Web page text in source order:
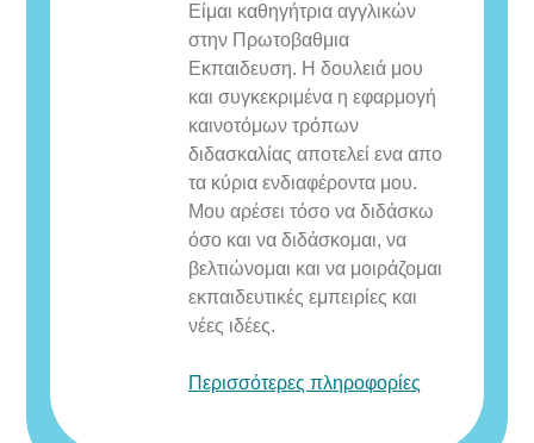
Eίμαι καθηγήτρια αγγλικών
στην Πρωτοβαθμια
Εκπαιδευση. Η δουλειά μου
και συγκεκριμένα η εφαρμογή
καινοτόμων τρόπων
διδασκαλίας αποτελεί ενα απο
τα κύρια ενδιαφέροντα μου.
Μου αρέσει τόσο να διδάσκω
όσο και να διδάσκομαι, να
βελτιώνομαι και να μοιράζομαι
εκπαιδευτικές εμπειρίες και
νέες ιδέες.
Περισσότερες πληροφορίες